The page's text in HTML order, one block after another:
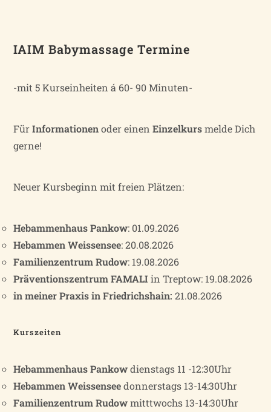
IAIM Babymassage Termine
-mit 5 Kurseinheiten á 60- 90 Minuten-
FürInformationenoder einenEinzelkursmelde Dich
gerne!
Neuer Kursbeginn mit freien Plätzen:
Hebammenhaus Pankow: 01.09.2026
Hebammen Weissensee: 20.08.2026
Familienzentrum Rudow: 19.08.2026
Präventionszentrum FAMALI in Treptow: 19.08.2026
in meiner Praxis in Friedrichshain: 21.08.2026
Kurszeiten
Hebammenhaus Pankowdienstags 11 -12:30Uhr
Hebammen Weissenseedonnerstags 13-14:30Uhr
Familienzentrum Rudowmitttwochs 13-14:30Uhr